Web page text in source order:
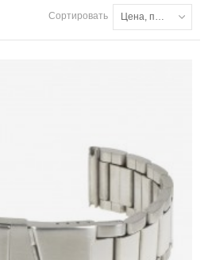
Сортировать Цена, по возрастанию